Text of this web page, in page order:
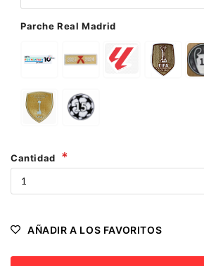
Parche Real Madrid
Cantidad
AÑADIR A LOS FAVORITOS